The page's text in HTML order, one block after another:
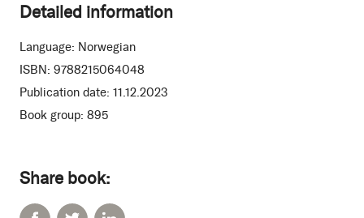
Share book:
Detailed information
Language: Norwegian
ISBN: 9788215064048
Publication date: 11.12.2023
Book group: 895